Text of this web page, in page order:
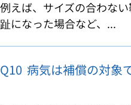
例えば、サイズの合わな
趾になった場合など、...
Q10 病気は補償の対象